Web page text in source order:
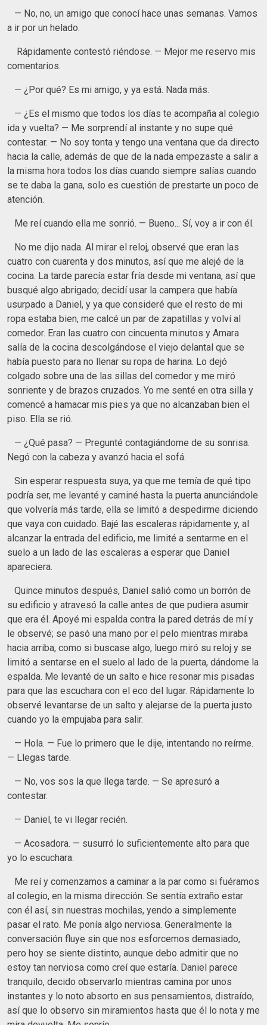
— No, no, un amigo que conocí hace unas semanas. Vamos
a ir por un helado.
Rápidamente contestó riéndose. — Mejor me reservo mis
comentarios.
— ¿Por qué? Es mi amigo, y ya está. Nada más.
— ¿Es el mismo que todos los días te acompaña al colegio
ida y vuelta? — Me sorprendí al instante y no supe qué
contestar. — No soy tonta y tengo una ventana que da directo
hacia la calle, además de que de la nada empezaste a salir a
la misma hora todos los días cuando siempre salías cuando
se te daba la gana, solo es cuestión de prestarte un poco de
atención.
Me reí cuando ella me sonrió. — Bueno... Sí, voy a ir con él.
No me dijo nada. Al mirar el reloj, observé que eran las
cuatro con cuarenta y dos minutos, así que me alejé de la
cocina. La tarde parecía estar fría desde mi ventana, así que
busqué algo abrigado; decidí usar la campera que había
usurpado a Daniel, y ya que consideré que el resto de mi
ropa estaba bien, me calcé un par de zapatillas y volví al
comedor. Eran las cuatro con cincuenta minutos y Amara
salía de la cocina descolgándose el viejo delantal que se
había puesto para no llenar su ropa de harina. Lo dejó
colgado sobre una de las sillas del comedor y me miró
sonriente y de brazos cruzados. Yo me senté en otra silla y
comencé a hamacar mis pies ya que no alcanzaban bien el
piso. Ella se rió.
— ¿Qué pasa? — Pregunté contagiándome de su sonrisa.
Negó con la cabeza y avanzó hacia el sofá.
Sin esperar respuesta suya, ya que me temía de qué tipo
podría ser, me levanté y caminé hasta la puerta anunciándole
que volvería más tarde, ella se limitó a despedirme diciendo
que vaya con cuidado. Bajé las escaleras rápidamente y, al
alcanzar la entrada del edificio, me limité a sentarme en el
suelo a un lado de las escaleras a esperar que Daniel
apareciera.
Quince minutos después, Daniel salió como un borrón de
su edificio y atravesó la calle antes de que pudiera asumir
que era él. Apoyé mi espalda contra la pared detrás de mí y
le observé; se pasó una mano por el pelo mientras miraba
hacia arriba, como si buscase algo, luego miró su reloj y se
limitó a sentarse en el suelo al lado de la puerta, dándome la
espalda. Me levanté de un salto e hice resonar mis pisadas
para que las escuchara con el eco del lugar. Rápidamente lo
observé levantarse de un salto y alejarse de la puerta justo
cuando yo la empujaba para salir.
— Hola. — Fue lo primero que le dije, intentando no reírme.
— Llegas tarde.
— No, vos sos la que llega tarde. — Se apresuró a
contestar.
— Daniel, te vi llegar recién.
— Acosadora. — susurró lo suficientemente alto para que
yo lo escuchara.
Me reí y comenzamos a caminar a la par como si fuéramos
al colegio, en la misma dirección. Se sentía extraño estar
con él así, sin nuestras mochilas, yendo a simplemente
pasar el rato. Me ponía algo nerviosa. Generalmente la
conversación fluye sin que nos esforcemos demasiado,
pero hoy se siente distinto, aunque debo admitir que no
estoy tan nerviosa como creí que estaría. Daniel parece
tranquilo, decido observarlo mientras camina por unos
instantes y lo noto absorto en sus pensamientos, distraído,
así que lo observo sin miramientos hasta que él lo nota y me